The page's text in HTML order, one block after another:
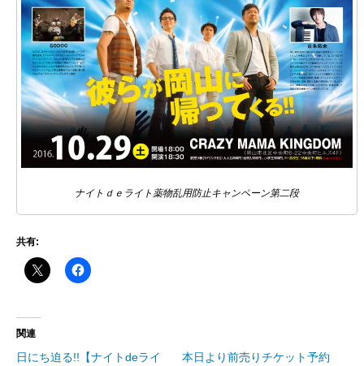
ナイトｄｅライト薬物乱用防止キャンペーン第二段
共有:
関連
日にち迫る!!【ナイトdeライ
本日より前売りチケット予約